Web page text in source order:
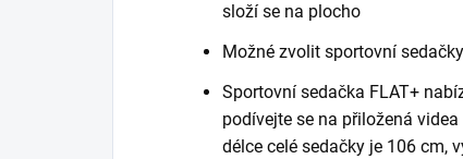
složí se na plocho
Možné zvolit sportovní
Sportovní sedačka FLAT+
podívejte se na přiložená videa
délce celé sedačky je 106 cm,